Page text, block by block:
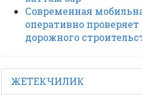
Современная
оперативно проверяет
дорожного
ЖЕТЕКЧИЛИК